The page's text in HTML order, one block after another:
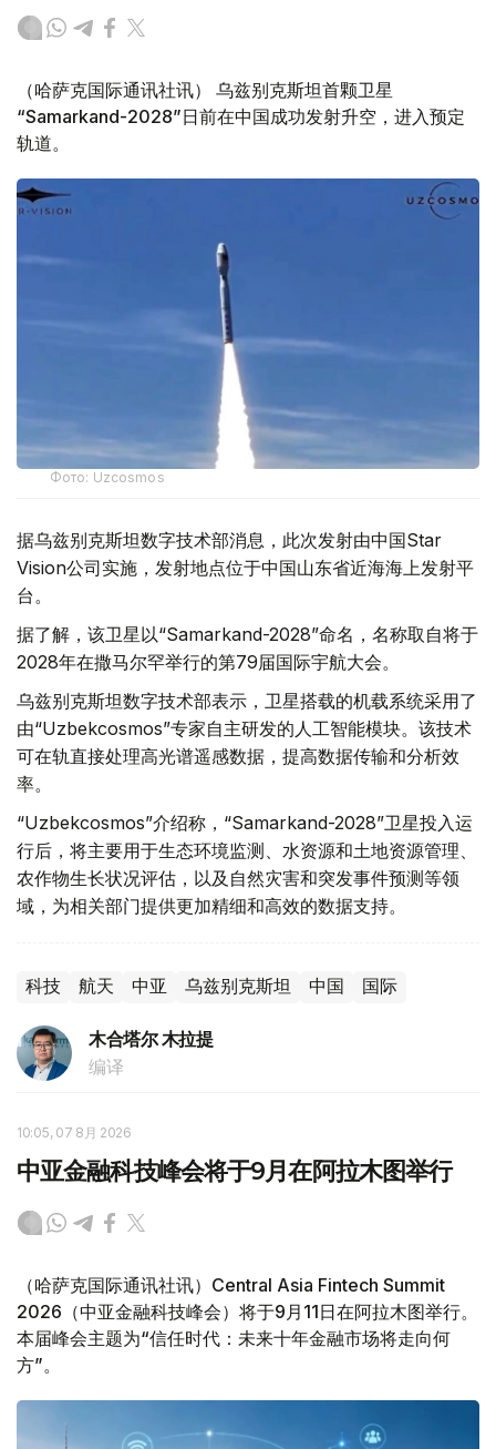
（哈萨克国际通讯社讯） 乌兹别克斯坦首颗卫星
“Samarkand-2028”日前在中国成功发射升空，进入预定
轨道。
Фото: Uzcosmos
据乌兹别克斯坦数字技术部消息，此次发射由中国Star
Vision公司实施，发射地点位于中国山东省近海海上发射平
台。
据了解，该卫星以“Samarkand-2028”命名，名称取自将于
2028年在撒马尔罕举行的第79届国际宇航大会。
乌兹别克斯坦数字技术部表示，卫星搭载的机载系统采用了
由“Uzbekcosmos”专家自主研发的人工智能模块。该技术
可在轨直接处理高光谱遥感数据，提高数据传输和分析效
率。
“Uzbekcosmos”介绍称，“Samarkand-2028”卫星投入运
行后，将主要用于生态环境监测、水资源和土地资源管理、
农作物生长状况评估，以及自然灾害和突发事件预测等领
域，为相关部门提供更加精细和高效的数据支持。
科技 航天 中亚 乌兹别克斯坦 中国 国际
木合塔尔 木拉提
编译
10:05, 07 8月 2026
中亚金融科技峰会将于9月在阿拉木图举行
（哈萨克国际通讯社讯）Central Asia Fintech Summit
2026（中亚金融科技峰会）将于9月11日在阿拉木图举行。
本届峰会主题为“信任时代：未来十年金融市场将走向何
方”。